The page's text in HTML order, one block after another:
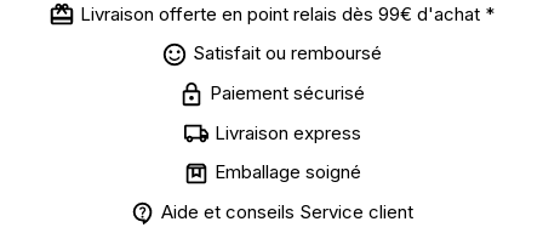
Livraison offerte en point relais dès 99€ d'achat *
Satisfait ou remboursé
Paiement sécurisé
Livraison express
Emballage soigné
Aide et conseils Service client